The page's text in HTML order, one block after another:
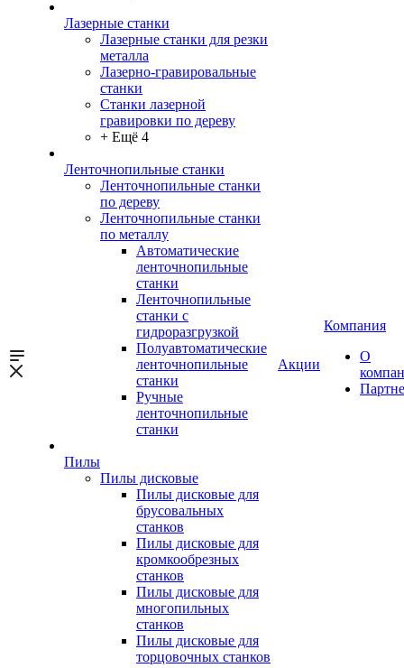
Лазерные станки
Лазерные станки для резки
металла
Лазерно-гравировальные
станки
Станки лазерной
гравировки по дереву
+ Ещё 4
Ленточнопильные станки
Ленточнопильные станки
по дереву
Ленточнопильные станки
по металлу
Автоматические
ленточнопильные
станки
Ленточнопильные
станки с
гидроразгрузкой
Полуавтоматические
ленточнопильные
станки
Ручные
ленточнопильные
станки
Пилы
Пилы дисковые
Пилы дисковые для
брусовальных
станков
Пилы дисковые для
кромкообрезных
станков
Пилы дисковые для
многопильных
станков
Пилы дисковые для
торцовочных станков
Акции
Компания
О